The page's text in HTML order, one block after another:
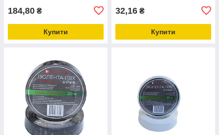
184,80 ₴
Купити
32,16 ₴
Купити